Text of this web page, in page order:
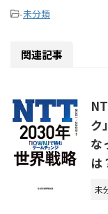
-未分類
関連記事
ク
な
は
未